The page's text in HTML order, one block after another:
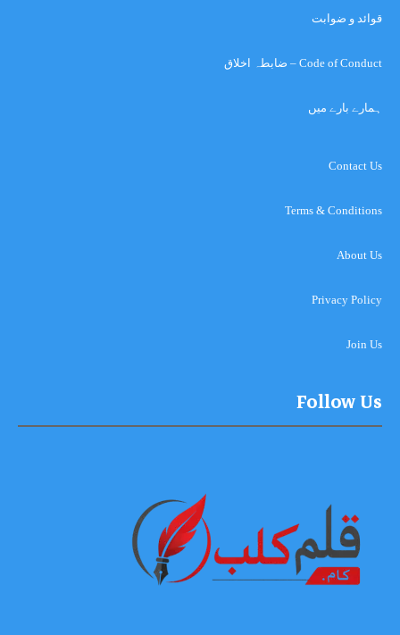
قوائد و ضوابت
Code of Conduct – ضابطہ اخلاق
ہمارے بارے میں
Contact Us
Terms & Conditions
About Us
Privacy Policy
Join Us
Follow Us